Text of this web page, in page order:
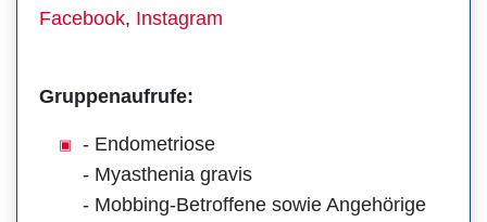
Facebook, Instagram
Gruppenaufrufe:
- Endometriose
- Myasthenia gravis
- Mobbing-Betroffene sowie Angehörige